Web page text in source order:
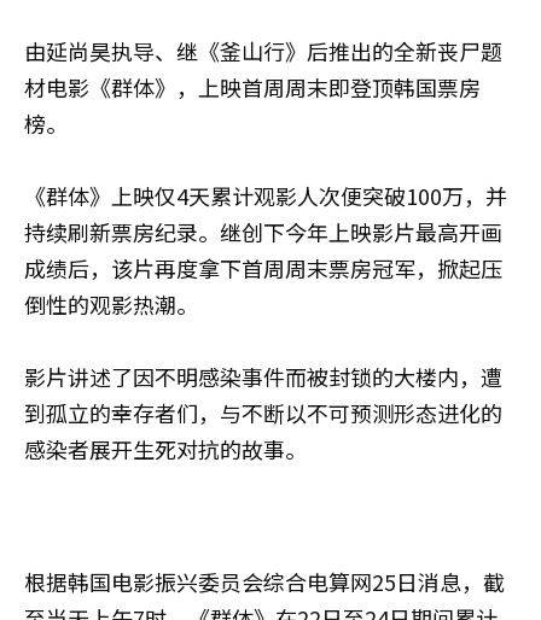
由延尚昊执导、继《釜山行》后推出的全新丧尸题
材电影《群体》，上映首周周末即登顶韩国票房
榜。
《群体》上映仅4天累计观影人次便突破100万，并
持续刷新票房纪录。继创下今年上映影片最高开画
成绩后，该片再度拿下首周周末票房冠军，掀起压
倒性的观影热潮。
影片讲述了因不明感染事件而被封锁的大楼内，遭
到孤立的幸存者们，与不断以不可预测形态进化的
感染者展开生死对抗的故事。
根据韩国电影振兴委员会综合电算网25日消息，截